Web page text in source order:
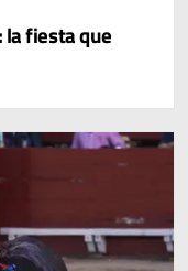
la fiesta que